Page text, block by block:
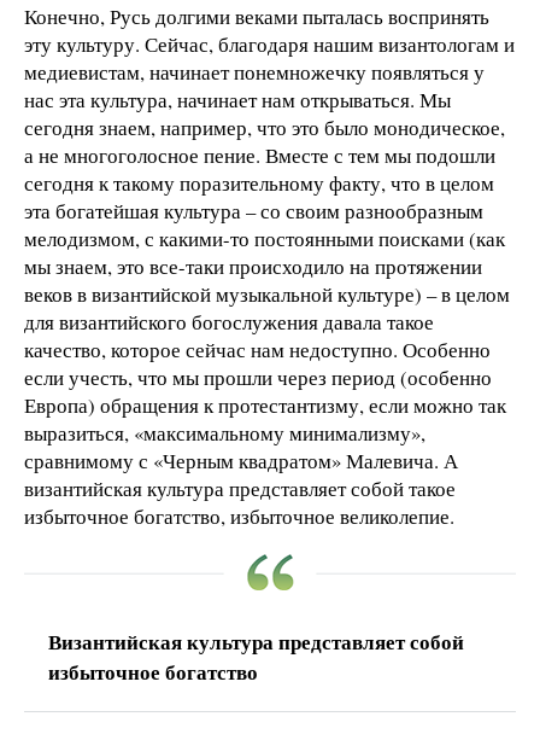
Конечно, Русь долгими веками пыталась воспринять
эту культуру. Сейчас, благодаря нашим византологам и
медиевистам, начинает понемножечку появляться у
нас эта культура, начинает нам открываться. Мы
сегодня знаем, например, что это было монодическое,
а не многоголосное пение. Вместе с тем мы подошли
сегодня к такому поразительному факту, что в целом
эта богатейшая культура – со своим разнообразным
мелодизмом, с какими-то постоянными поисками (как
мы знаем, это все-таки происходило на протяжении
веков в византийской музыкальной культуре) – в целом
для византийского богослужения давала такое
качество, которое сейчас нам недоступно. Особенно
если учесть, что мы прошли через период (особенно
Европа) обращения к протестантизму, если можно так
выразиться, «максимальному минимализму»,
сравнимому с «Черным квадратом» Малевича. А
византийская культура представляет собой такое
избыточное богатство, избыточное великолепие.
Византийская культура представляет собой
избыточное богатство